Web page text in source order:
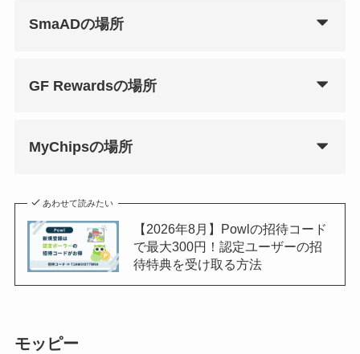
SmaADの場所
GF Rewardsの場所
MyChipsの場所
あわせて読みたい
【2026年8月】Powlの招待コード
で最大300円！認定ユーザーの招
待特典を受け取る方法
モッピー